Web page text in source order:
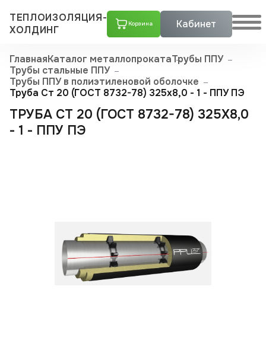
ТЕПЛОИЗОЛЯЦИЯ-
ХОЛДИНГ
Корзина Кабинет
ГлавнаяКаталог металлопрокатаТрубы ППУ
Трубы стальные ППУ
Трубы ППУ в полиэтиленовой оболочке
Труба Ст 20 (ГОСТ 8732-78) 325x8,0 - 1 - ППУ ПЭ
ТРУБА СТ 20 (ГОСТ 8732-78) 325X8,0
- 1 - ППУ ПЭ